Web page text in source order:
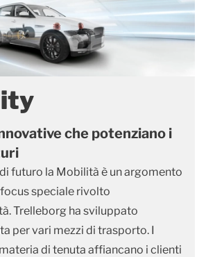
che potenziano i
futuro la Mobilità è un argomento
speciale rivolto
Trelleborg ha sviluppato
per vari mezzi di trasporto. I
di tenuta affiancano i clienti